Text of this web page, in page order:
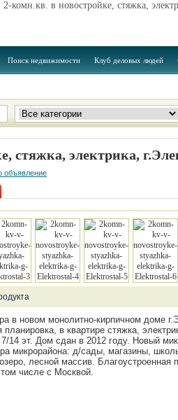
2-комн.кв. в новостройке, стяжка,
Поиск недвижимости Клуб деловых людей
стяжка, электрика,
объявление
в новом монолитно-кирпичном доме
планировка, в квартире стяжка,
14 эт. Дом сдан в 2012 году. Новый
микрорайона: д/сады, магазины,
лесной массив. Благоустроенная
числе с Москвой.